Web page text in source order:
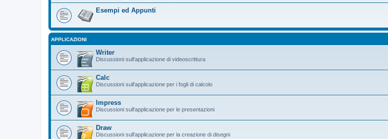
Esempi ed Appunti
APPLICAZIONI
Writer
Discussioni sull'applicazione di videoscrittura
Calc
Discussioni sull'applicazione per i fogli di calcolo
Impress
Discussioni sull'applicazione per le presentazioni
Draw
Discussioni sull'applicazione per la creazione di disegni